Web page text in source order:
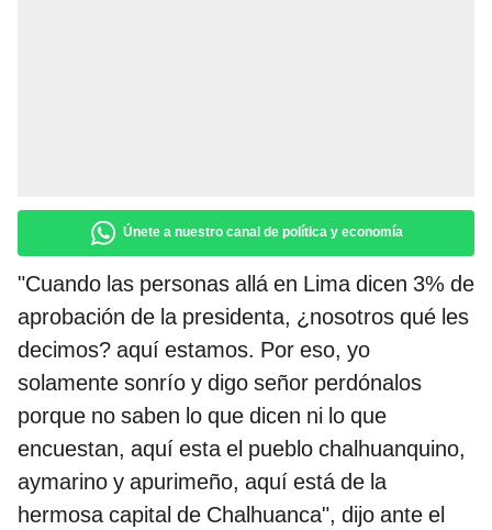
Únete a nuestro canal de política y economía
"Cuando las personas allá en Lima dicen 3% de
aprobación de la presidenta, ¿nosotros qué les
decimos? aquí estamos. Por eso, yo
solamente sonrío y digo señor perdónalos
porque no saben lo que dicen ni lo que
encuestan, aquí esta el pueblo chalhuanquino,
aymarino y apurimeño, aquí está de la
hermosa capital de Chalhuanca", dijo ante el